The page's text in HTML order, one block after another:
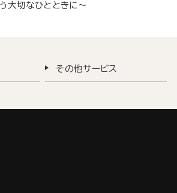
大切なひとときに～
その他サービス